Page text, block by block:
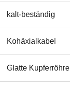
kalt-beständig
Kohäxialkabel
Glatte Kupferröhre